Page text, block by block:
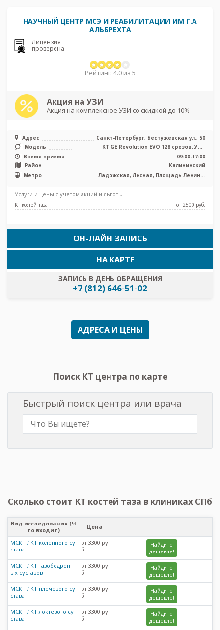
НАУЧНЫЙ ЦЕНТР МСЭ И РЕАБИЛИТАЦИИ ИМ Г.А
АЛЬБРЕХТА
Лицензия
проверена
Рейтинг: 4.0 из 5
Акция на УЗИ
Акция на комплексное УЗИ со скидкой до 10%
Адрес
Санкт-Петербург, Бестужевская ул., 50
Модель
КТ GE Revolution EVO 128 срезов, УЗИ
Время приема
09:00-17:00
Район
Калининский
Метро
Ладожская, Лесная, Площадь Ленина,
Услуги и цены с учетом акций и льгот ↓
КТ костей таза от 2500 pуб.
ОН-ЛАЙН ЗАПИСЬ
ЗАПИСЬ В ДЕНЬ ОБРАЩЕНИЯ
+7 (812) 646-51-02
НА КАРТЕ
АДРЕСА И ЦЕНЫ
Поиск КТ центра по карте
Быстрый поиск центра или врача
Сколько стоит КТ костей таза в клиниках СПб
Вид исследования (Ч
то входит)
Цена
МСКТ / КТ коленного су
става
от 3300 ру
б.
Найдите
дешевле!
МСКТ / КТ тазобедренн
ых суставов
от 3300 ру
б.
Найдите
дешевле!
МСКТ / КТ плечевого су
става
от 3300 ру
б.
Найдите
дешевле!
МСКТ / КТ локтевого су
става
от 3300 ру
б.
Найдите
дешевле!